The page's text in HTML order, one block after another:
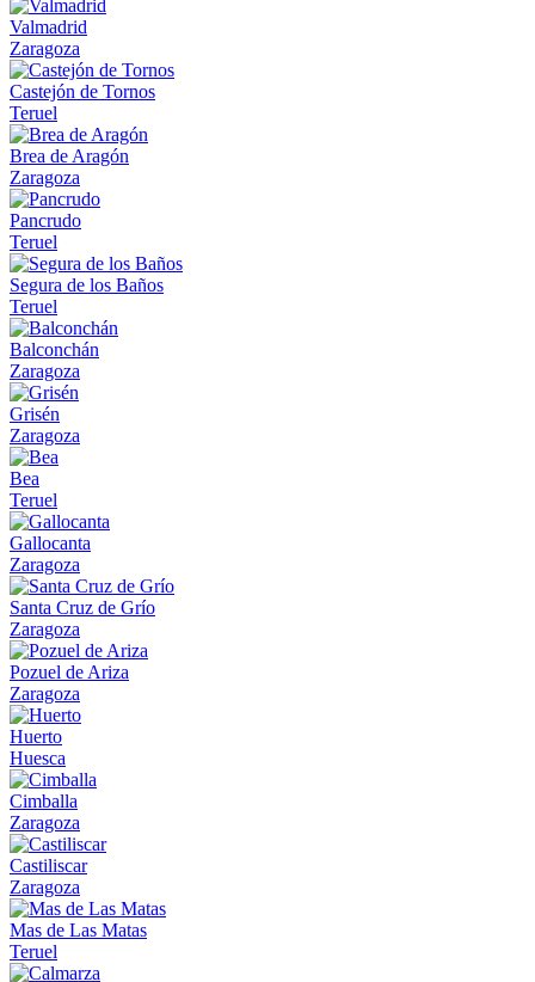
Valmadrid
Zaragoza
Castejón de Tornos
Teruel
Brea de Aragón
Zaragoza
Pancrudo
Teruel
Segura de los Baños
Teruel
Balconchán
Zaragoza
Grisén
Zaragoza
Bea
Teruel
Gallocanta
Zaragoza
Santa Cruz de Grío
Zaragoza
Pozuel de Ariza
Zaragoza
Huerto
Huesca
Cimballa
Zaragoza
Castiliscar
Zaragoza
Mas de Las Matas
Teruel